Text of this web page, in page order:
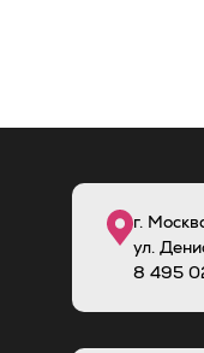
г.
ул.
8 495